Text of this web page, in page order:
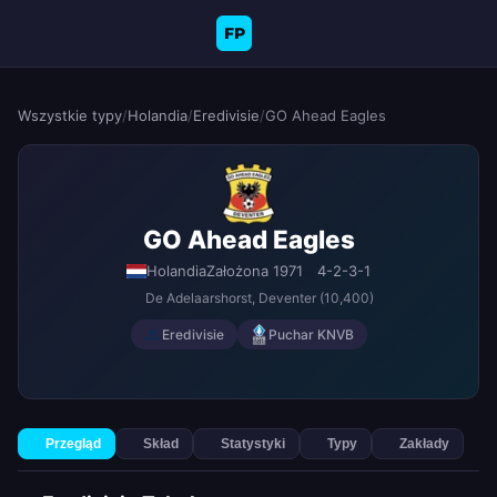
FP
Wszystkie typy/Holandia/Eredivisie/GO Ahead Eagles
GO Ahead Eagles
HolandiaZałożona 1971 4-2-3-1
De Adelaarshorst, Deventer(10,400)
Eredivisie Puchar KNVB
Przegląd Skład Statystyki Typy Zakłady